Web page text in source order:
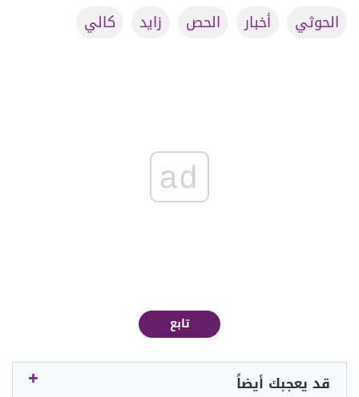
الحوثي أخبار الحص زايد كالي
ad
تابع
قد يعجبك أيضاً